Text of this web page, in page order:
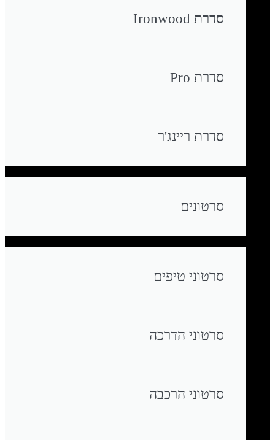
סדרת Ironwood
סדרת Pro
סדרת ריינג'ר
סרטונים
סרטוני טיפים
סרטוני הדרכה
סרטוני הרכבה